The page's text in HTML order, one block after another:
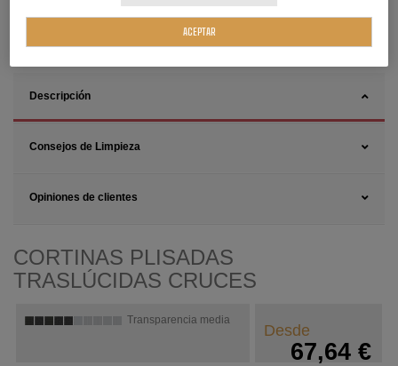
Descripción
Consejos de Limpieza
Opiniones de clientes
CORTINAS PLISADAS
TRASLÚCIDAS CRUCES
Transparencia media
Desde
67,64 €
ACEPTAR